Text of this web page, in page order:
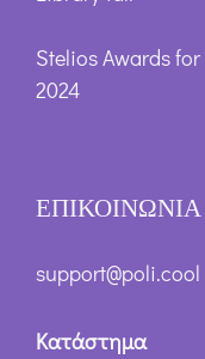
Stelios Awards
2024
ΕΠΙΚΟΙΝΩΝΙΑ
support@poli.cool
Κατάστημα